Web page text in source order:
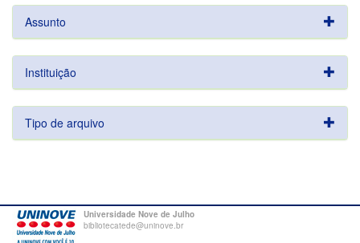
Assunto
Instituição
Tipo de arquivo
Universidade Nove de Julho
bibliotecatede@uninove.br